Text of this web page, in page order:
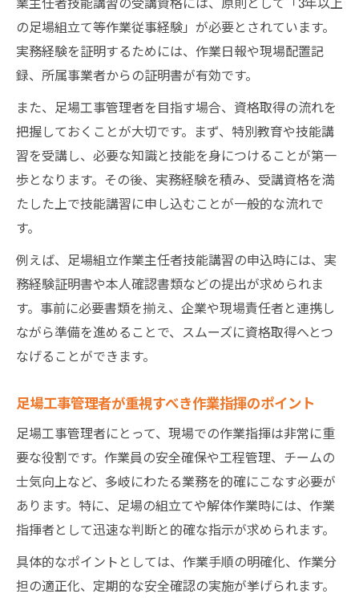
の足場組立て等作業従事経験」が必要とされています。
実務経験を証明するためには、作業日報や現場配置記
録、所属事業者からの証明書が有効です。
また、足場工事管理者を目指す場合、資格取得の流れを
把握しておくことが大切です。まず、特別教育や技能講
習を受講し、必要な知識と技能を身につけることが第一
歩となります。その後、実務経験を積み、受講資格を満
たした上で技能講習に申し込むことが一般的な流れで
す。
例えば、足場組立作業主任者技能講習の申込時には、実
務経験証明書や本人確認書類などの提出が求められま
す。事前に必要書類を揃え、企業や現場責任者と連携し
ながら準備を進めることで、スムーズに資格取得へとつ
なげることができます。
足場工事管理者が重視すべき作業指揮のポイント
足場工事管理者にとって、現場での作業指揮は非常に重
要な役割です。作業員の安全確保や工程管理、チームの
士気向上など、多岐にわたる業務を的確にこなす必要が
あります。特に、足場の組立てや解体作業時には、作業
指揮者として迅速な判断と的確な指示が求められます。
具体的なポイントとしては、作業手順の明確化、作業分
担の適正化、定期的な安全確認の実施が挙げられます。